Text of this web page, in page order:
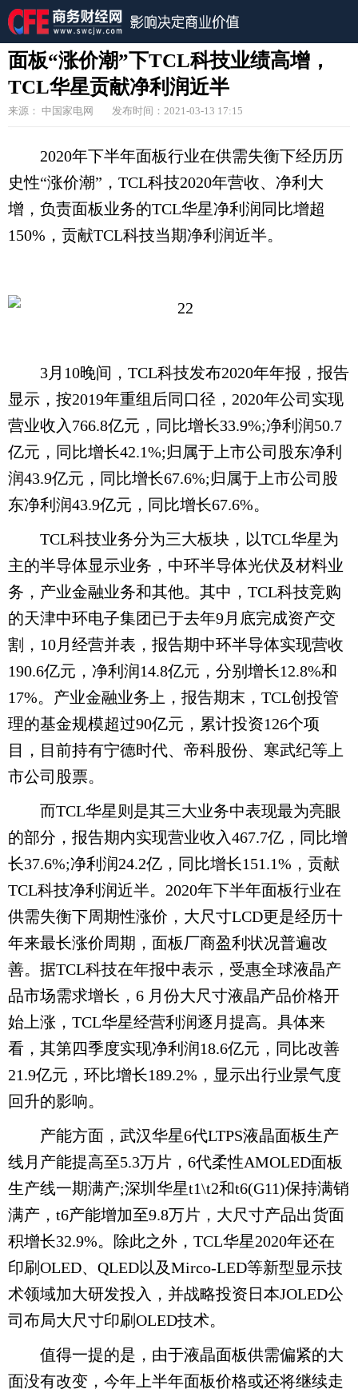
面板“涨价潮”下TCL科技业绩高增，
TCL华星贡献净利润近半
来源： 中国家电网 发布时间：2021-03-13 17:15
2020年下半年面板行业在供需失衡下经历历
史性“涨价潮”，TCL科技2020年营收、净利大
增，负责面板业务的TCL华星净利润同比增超
150%，贡献TCL科技当期净利润近半。
3月10晚间，TCL科技发布2020年年报，报告
显示，按2019年重组后同口径，2020年公司实现
营业收入766.8亿元，同比增长33.9%;净利润50.7
亿元，同比增长42.1%;归属于上市公司股东净利
润43.9亿元，同比增长67.6%;归属于上市公司股
东净利润43.9亿元，同比增长67.6%。
TCL科技业务分为三大板块，以TCL华星为
主的半导体显示业务，中环半导体光伏及材料业
务，产业金融业务和其他。其中，TCL科技竞购
的天津中环电子集团已于去年9月底完成资产交
割，10月经营并表，报告期中环半导体实现营收
190.6亿元，净利润14.8亿元，分别增长12.8%和
17%。产业金融业务上，报告期末，TCL创投管
理的基金规模超过90亿元，累计投资126个项
目，目前持有宁德时代、帝科股份、寒武纪等上
市公司股票。
而TCL华星则是其三大业务中表现最为亮眼
的部分，报告期内实现营业收入467.7亿，同比增
长37.6%;净利润24.2亿，同比增长151.1%，贡献
TCL科技净利润近半。2020年下半年面板行业在
供需失衡下周期性涨价，大尺寸LCD更是经历十
年来最长涨价周期，面板厂商盈利状况普遍改
善。据TCL科技在年报中表示，受惠全球液晶产
品市场需求增长，6 月份大尺寸液晶产品价格开
始上涨，TCL华星经营利润逐月提高。具体来
看，其第四季度实现净利润18.6亿元，同比改善
21.9亿元，环比增长189.2%，显示出行业景气度
回升的影响。
产能方面，武汉华星6代LTPS液晶面板生产
线月产能提高至5.3万片，6代柔性AMOLED面板
生产线一期满产;深圳华星t1\t2和t6(G11)保持满销
满产，t6产能增加至9.8万片，大尺寸产品出货面
积增长32.9%。除此之外，TCL华星2020年还在
印刷OLED、QLED以及Mirco-LED等新型显示技
术领域加大研发投入，并战略投资日本JOLED公
司布局大尺寸印刷OLED技术。
值得一提的是，由于液晶面板供需偏紧的大
面没有改变，今年上半年面板价格或还将继续走